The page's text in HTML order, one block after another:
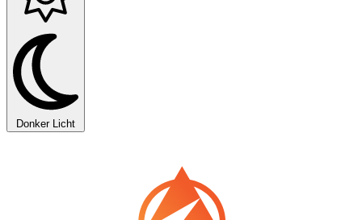
Donker Licht